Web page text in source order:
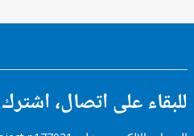
على اتصال، اشترك في: